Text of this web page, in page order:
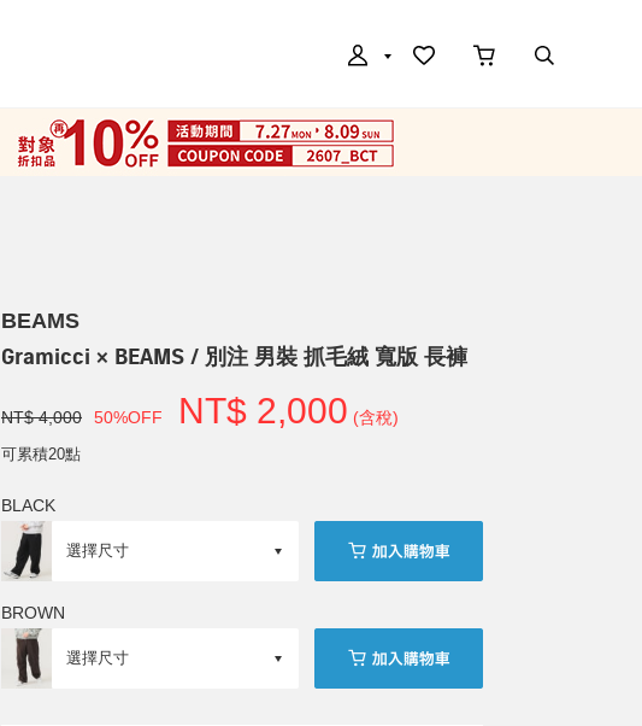
BEAMS
Gramicci × BEAMS / 別注 男裝 抓毛絨 寬版 長褲
NT$ 4,000 50%OFF NT$ 2,000 (含稅)
可累積20點
BLACK
BROWN